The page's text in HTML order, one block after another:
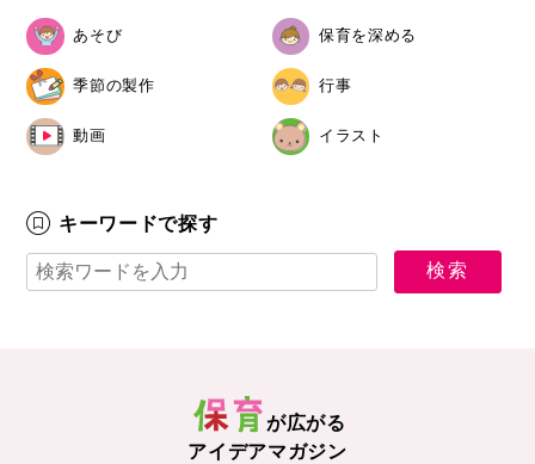
あそび 保育を深める
季節の製作 行事
動画 イラスト
キーワードで探す
が広がる
アイデアマガジン